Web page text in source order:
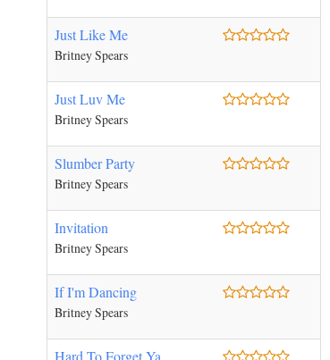
Just Like Me
Britney Spears
Just Luv Me
Britney Spears
Slumber Party
Britney Spears
Invitation
Britney Spears
If I'm Dancing
Britney Spears
Hard To Forget Ya